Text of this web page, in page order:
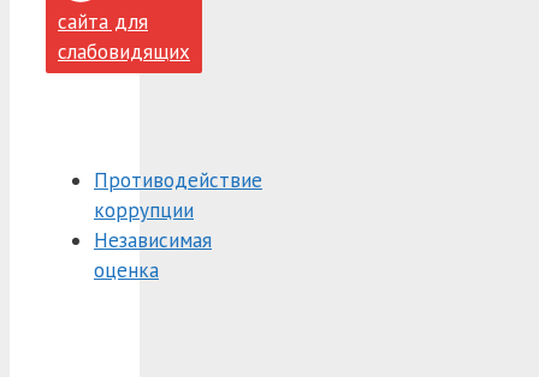
сайта для
слабовидящих
Противодействие
коррупции
Независимая
оценка